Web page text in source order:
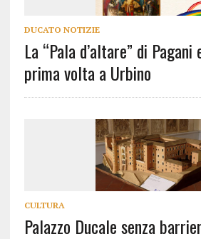
DUCATO NOTIZIE
La “Pala d’altare” di
prima volta a Urbino
CULTURA
Palazzo Ducale senza